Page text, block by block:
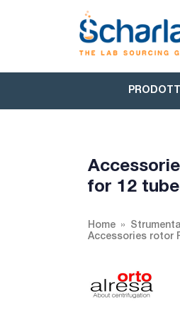
for 12
Home
Accessories rotor